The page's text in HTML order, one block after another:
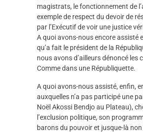
magistrats, le fonctionnement de
exemple de respect du devoir de
par l’Exécutif de voir une justice
A quoi avons-nous encore assisté
qu’a fait le président de la
nous avons d’ailleurs dénoncé
Comme dans une Républiquette.
A quoi avons-nous assisté, enfin,
auxquelles n’a pas participé une
Noël Akossi Bendjo au Plateau),
l’exclusion politique, son
barons du pouvoir et jusque-là